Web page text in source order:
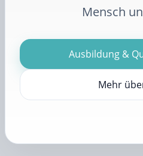
Mensch
Ausbildung &
Mehr